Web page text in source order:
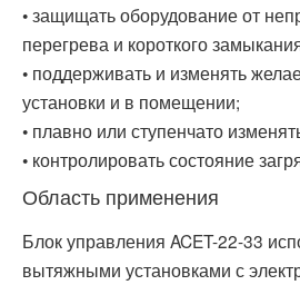
• защищать оборудование от
перегрева и короткого
• поддерживать и изменять
установки и в помещении;
• плавно или ступенчато
• контролировать состояние
Область применения
Блок управления ACET-22-33
вытяжными установками с